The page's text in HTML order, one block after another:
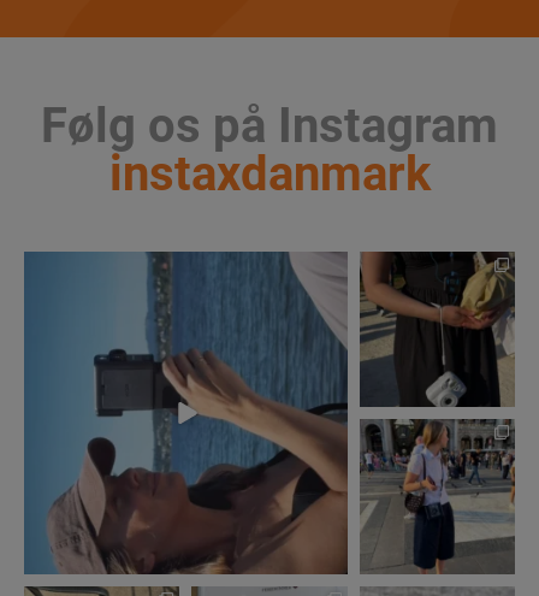
Følg os på Instagram
instaxdanmark
instaxdanmark
instaxdanmark
Jul 28
instaxdanmark
Jul 22